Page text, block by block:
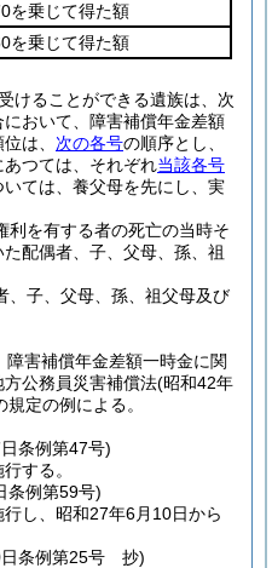
を乗じて得た額
を乗じて得た額
けることができる遺族は、次
において、障害補償年金差額
は、 次の各号の順序とし、
つては、それぞれ当該各号
ては、養父母を先にし、実
利を有する者の死亡の当時そ
配偶者、子、父母、孫、祖
、子、父母、孫、祖父母及び
障害補償年金差額一時金に関
公務員災害補償法(昭和42年
定の例による。
条例第47号)
する。
条例第59号)
し、昭和27年6月10日から
条例第25号 抄)